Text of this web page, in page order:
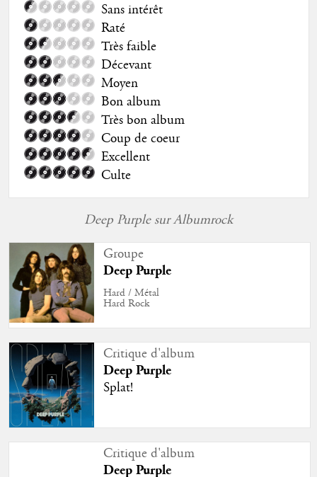
Sans intérêt
Raté
Très faible
Décevant
Moyen
Bon album
Très bon album
Coup de coeur
Excellent
Culte
Deep Purple sur Albumrock
Groupe
Deep Purple
Hard / Métal
Hard Rock
Critique d'album
Deep Purple
Splat!
Critique d'album
Deep Purple